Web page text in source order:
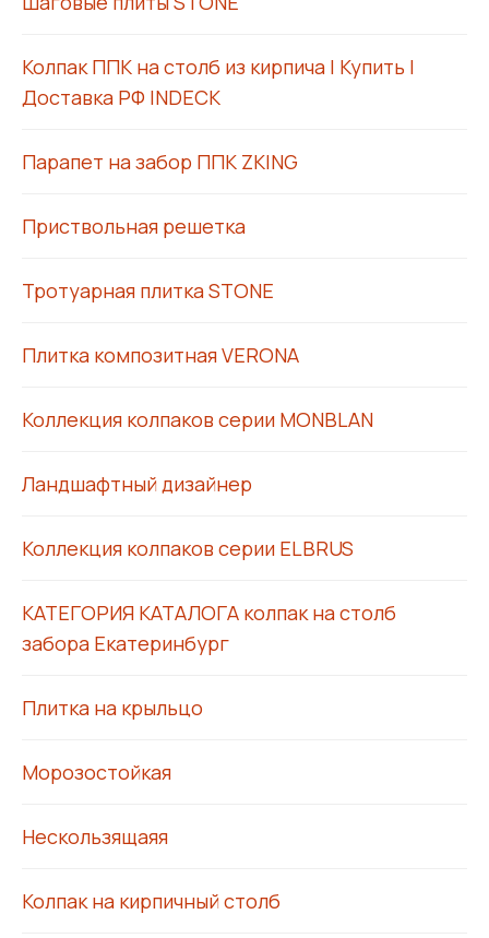
Колпак ППК на столб из кирпича | Купить |
Доставка РФ INDECK
Парапет на забор ППК ZKING
Приствольная решетка
Тротуарная плитка STONE
Плитка композитная VERONA
Коллекция колпаков серии MONBLAN
Ландшафтный дизайнер
Коллекция колпаков серии ELBRUS
КАТЕГОРИЯ КАТАЛОГА колпак на столб
забора Екатеринбург
Плитка на крыльцо
Морозостойкая
Нескользящаяя
Колпак на кирпичный столб